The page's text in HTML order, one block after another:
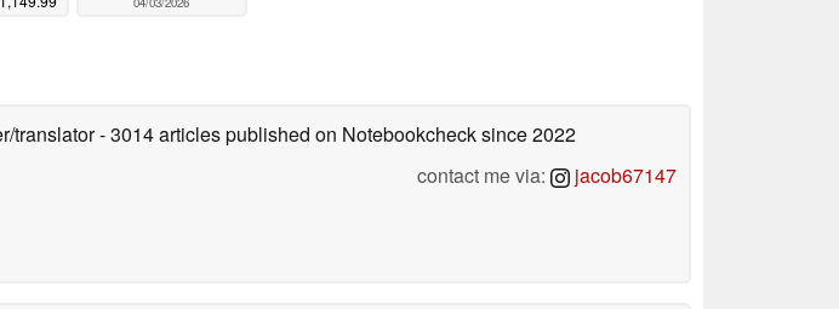
translator- 3014 articles published on Notebookchecksince 2022
contact me via:
jacob67147